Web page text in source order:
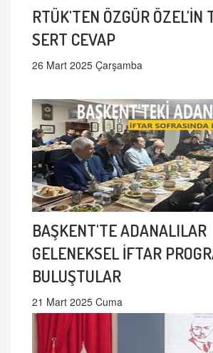
RTÜK'TEN ÖZGÜR ÖZEL'İN
SERT CEVAP
26 Mart 2025 Çarşamba
BAŞKENT'TE ADANALILAR
GELENEKSEL İFTAR
BULUŞTULAR
21 Mart 2025 Cuma